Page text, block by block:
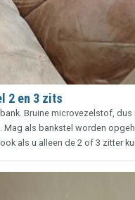
2 en 3 zits
Bruine microvezelstof, dus
Mag als bankstel worden
als u alleen de 2 of 3 zitter